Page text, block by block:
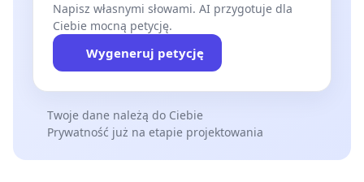
Napisz własnymi słowami. AI przygotuje dla
Ciebie mocną petycję.
Wygeneruj petycję
Twoje dane należą do Ciebie
Prywatność już na etapie projektowania